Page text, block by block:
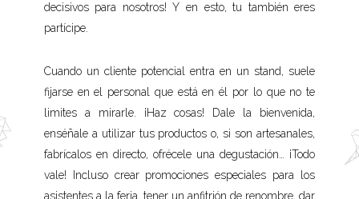
decisivos para nosotros! Y en esto, tu también eres
partícipe.
Cuando un cliente potencial entra en un stand, suele
fijarse en el personal que está en él por lo que no te
limites a mirarle. ¡Haz cosas! Dale la bienvenida,
enséñale a utilizar tus productos o, si son artesanales,
fabrícalos en directo, ofrécele una degustación… ¡Todo
vale! Incluso crear promociones especiales para los
asistentes a la feria, tener un anfitrión de renombre, dar